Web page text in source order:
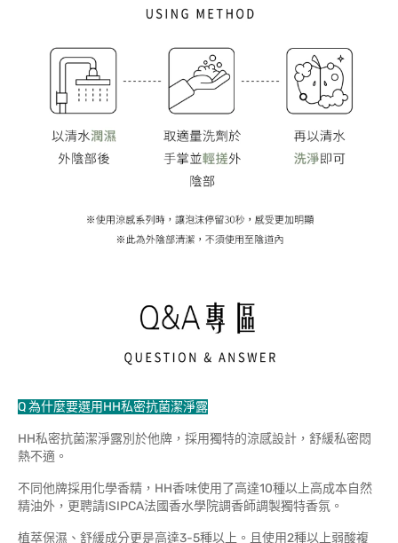
Q 為什麼要選用HH私密抗菌潔淨露
HH私密抗菌潔淨露別於他牌，採用獨特的涼感設計，舒緩私密悶
熱不適。
不同他牌採用化學香精，HH香味使用了高達10種以上高成本自然
精油外，更聘請ISIPCA法國香水學院調香師調製獨特香氛。
植萃保濕、舒緩成分更是高達3-5種以上。且使用2種以上弱酸複